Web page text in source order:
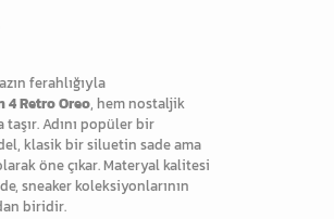
ferahlığıyla
4 Retro Oreo, hem nostaljik
Adını popüler bir
klasik bir siluetin sade ama
öne çıkar. Materyal kalitesi
sneaker koleksiyonlarının
biridir.